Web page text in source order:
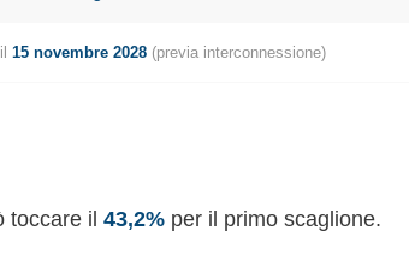
15 novembre 2028(previa interconnessione)
toccare il 43,2%per il primo scaglione.